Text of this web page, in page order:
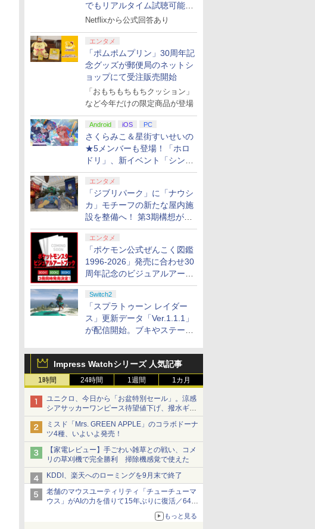
でもリアルタイム試聴可能。
しかも日本語字幕付き
Netflixから公式回答あり
エンタメ
「ポムポムプリン」30周年記
念グッズが郵便局のネットシ
ョップにて受注販売開始
「おもちもちもちクッション」
など今年だけの限定商品が登場
Android iOS PC
さくらみこ＆星街すいせいの
★5メンバーも登場！「ホロ
ドリ」、新イベント「シンク
ロする夏のスパークル」がス
タート
エンタメ
「ジブリパーク」に「ナウシ
カ」モチーフの新たな屋内施
設を整備へ！ 第3期構想が公
開
エンタメ
「ポケモン公式ぜんこく図鑑
1996-2026」発売に合わせ30
周年記念のビジュアルアート
ブック3冊同時発売が決定
Switch2
「スプラトゥーン レイダー
ス」更新データ「Ver.1.1.1」
が配信開始。ブキやステージ
Impress Watchシリーズ 人気記事
1時間 24時間 1週間 1カ月
ユニクロ、今日から「お盆特別セール」。涼感
シアサッカーワンピース待望値下げ、撥水ギア
ショーツは1990円に
ミスド「Mrs. GREEN APPLE」のコラボドーナ
ツ4種、いよいよ発売！
【家電レビュー】手ごわい雑草との戦い、コメ
リの草刈機で完全勝利 掃除機感覚で使えた
KDDI、楽天へのローミングを9月末で終了
老舗のマウスユーティリティ「チューチューマ
ウス」がAIの力を借りて15年ぶりに復活／64bit
化、Windows 10/11、「Chrome」も走り回
る。復活記念で2026年末まで500円
もっと見る